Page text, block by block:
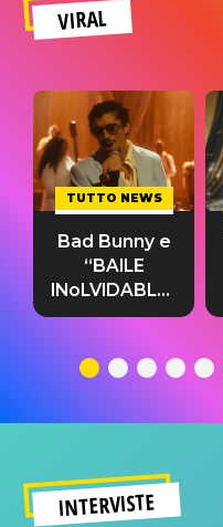
VIRAL
TUTTO NEWS
Bad Bunny e
“BAILE
INoLVIDABLE”:
testo,
significato
INTERVISTE